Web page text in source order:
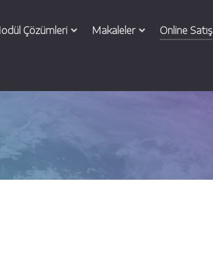
Çözümleri Makaleler Online Satış